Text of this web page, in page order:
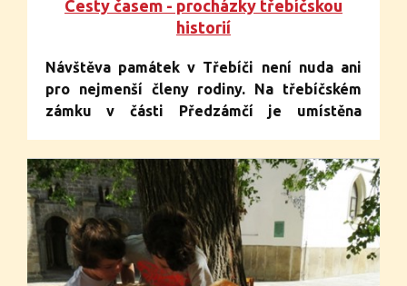
Cesty časem - procházky třebíčskou
historií
Návštěva památek v Třebíči není nuda ani
pro nejmenší členy rodiny. Na třebíčském
zámku v části Předzámčí je umístěna
určena přesně k tomu, co je jinde
v expozicích zakázáno.
Vstup přes
informační centrum.